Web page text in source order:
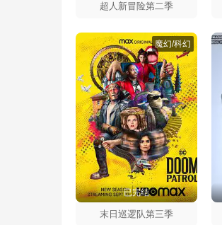
超人新冒险第二季
已完结
魔幻/科幻
末日巡逻队第三季